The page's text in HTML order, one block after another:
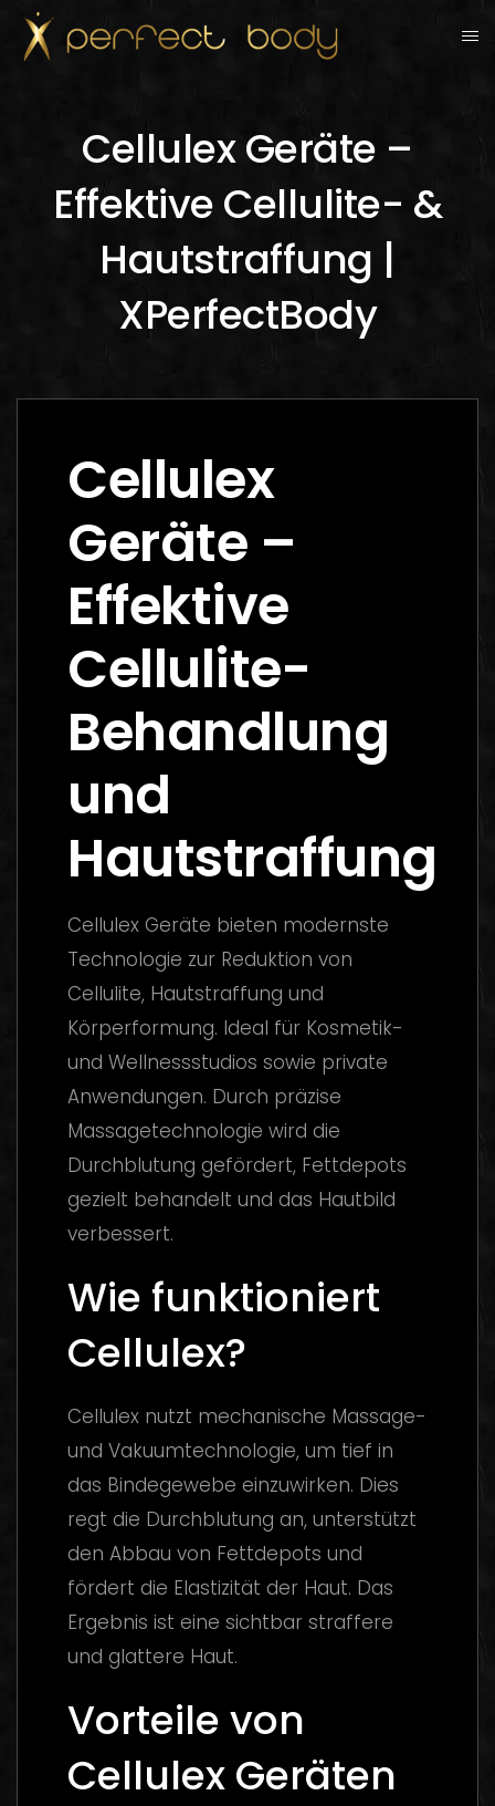
Cellulex Geräte –
Effektive Cellulite- &
Hautstraffung |
XPerfectBody
Cellulex
Geräte –
Effektive
Cellulite-
Behandlung
und
Hautstraffung
Cellulex Geräte bieten modernste
Technologie zur Reduktion von
Cellulite, Hautstraffung und
Körperformung. Ideal für Kosmetik-
und Wellnessstudios sowie private
Anwendungen. Durch präzise
Massagetechnologie wird die
Durchblutung gefördert, Fettdepots
gezielt behandelt und das Hautbild
verbessert.
Wie funktioniert
Cellulex?
Cellulex nutzt mechanische Massage-
und Vakuumtechnologie, um tief in
das Bindegewebe einzuwirken. Dies
regt die Durchblutung an, unterstützt
den Abbau von Fettdepots und
fördert die Elastizität der Haut. Das
Ergebnis ist eine sichtbar straffere
und glattere Haut.
Vorteile von
Cellulex Geräten